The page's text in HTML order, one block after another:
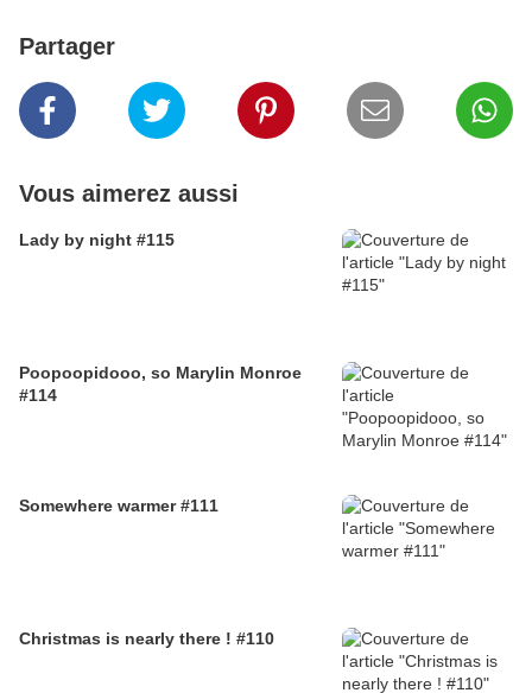
Partager
Vous aimerez aussi
Lady by night #115
Poopoopidooo, so Marylin Monroe
#114
Somewhere warmer #111
Christmas is nearly there ! #110